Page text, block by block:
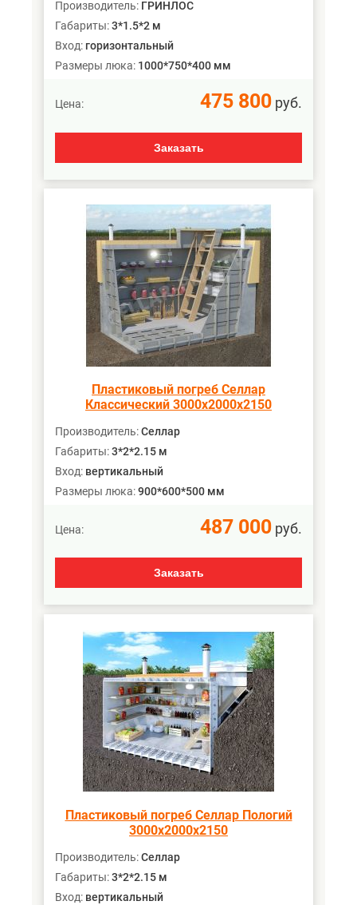
Производитель: ГРИНЛОС
Габариты:3*1.5*2 м
Вход: горизонтальный
Размеры люка: 1000*750*400 мм
Цена: 475 800 руб.
Заказать
Пластиковый погреб Селлар
Классический 3000х2000х2150
Производитель:Селлар
Габариты:3*2*2.15 м
Вход: вертикальный
Размеры люка:900*600*500 мм
Цена: 487 000 руб.
Заказать
Пластиковый погреб Селлар Пологий
3000х2000х2150
Производитель:Селлар
Габариты:3*2*2.15 м
Вход: вертикальный